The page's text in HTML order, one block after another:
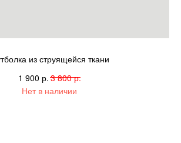
из струящейся ткани
1 900 р.3 800 р.
Нет в наличии